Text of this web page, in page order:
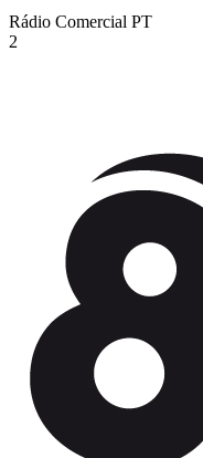
Rádio Comercial PT
2